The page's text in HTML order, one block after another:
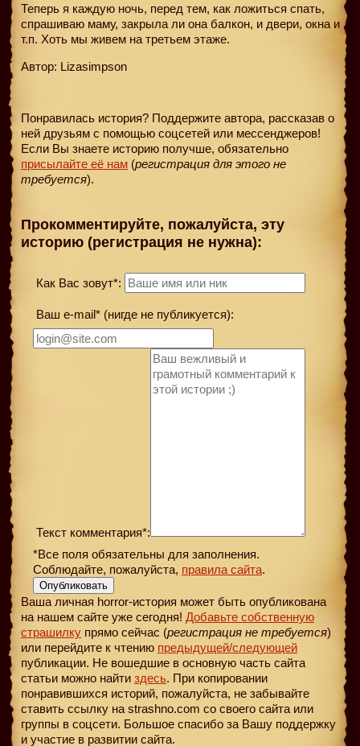
Теперь я каждую ночь, перед тем, как ложиться спать,
спрашиваю маму, закрыла ли она балкон, и двери, окна и
т.п. Хоть мы живем на третьем этаже.
Автор: Lizasimpson
Понравилась история? Поддержите автора, рассказав о
ней друзьям с помощью соцсетей или мессенджеров!
Если Вы знаете историю получше, обязательно
присылайте её нам (регистрация для этого не
требуется).
Прокомментируйте, пожалуйста, эту
историю (регистрация не нужна):
Как Вас зовут*:
Ваш e-mail* (нигде не публикуется):
Текст комментария*:
*Все поля обязательны для заполнения.
Соблюдайте, пожалуйста, правила сайта.
Опубликовать
Ваша личная horror-история может быть опубликована
на нашем сайте уже сегодня! Добавьте собственную
страшилку прямо сейчас (регистрация не требуется)
или перейдите к чтению предыдущей/следующей
публикации. Не вошедшие в основную часть сайта
статьи можно найти здесь. При копировании
понравившихся историй, пожалуйста, не забывайте
ставить ссылку на strashno.com со своего сайта или
группы в соцсети. Большое спасибо за Вашу поддержку
и участие в развитии сайта.